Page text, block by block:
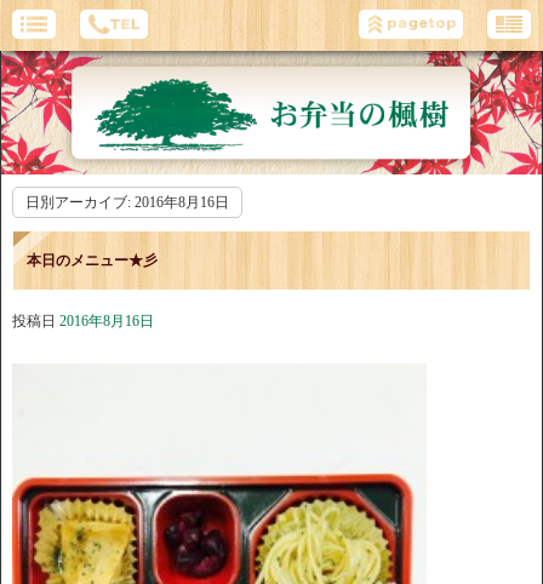
日別アーカイブ: 2016年8月16日
本日のメニュー★彡
投稿日 2016年8月16日